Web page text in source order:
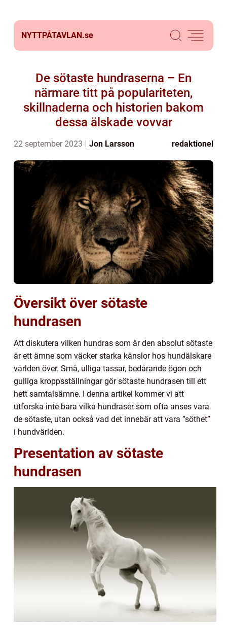
NYTTPÅTAVLAN.se
De sötaste hundraserna – En
närmare titt på populariteten,
skillnaderna och historien bakom
dessa älskade vovvar
22 september 2023 Jon Larsson redaktionel
Översikt över sötaste
hundrasen
Att diskutera vilken hundras som är den absolut sötaste
är ett ämne som väcker starka känslor hos hundälskare
världen över. Små, ulliga tassar, bedårande ögon och
gulliga kroppsställningar gör sötaste hundrasen till ett
hett samtalsämne. I denna artikel kommer vi att
utforska inte bara vilka hundraser som ofta anses vara
de sötaste, utan också vad det innebär att vara ”söthet”
i hundvärlden.
Presentation av sötaste
hundrasen